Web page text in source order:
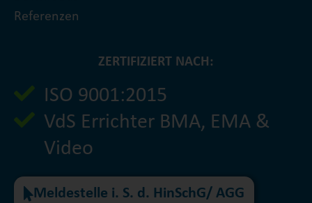
Referenzen
ZERTIFIZIERT NACH:
ISO 9001:2015
VdS Errichter BMA, EMA &
Video
Meldestelle i. S. d. HinSchG/ AGG